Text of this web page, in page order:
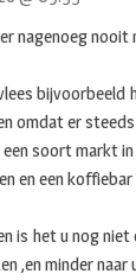
nagenoeg nooit
bijvoorbeeld
omdat er
soort markt
en een koffiebar
is het u nog
,en minder naar